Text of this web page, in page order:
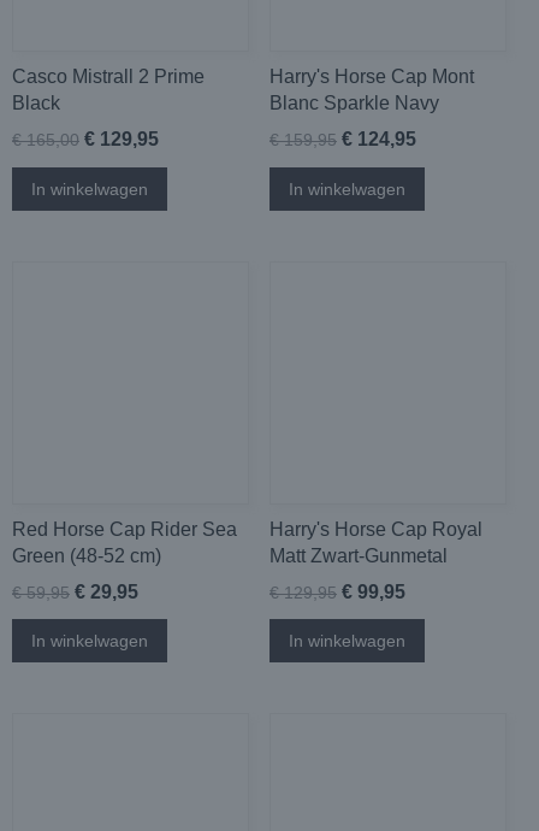
Casco Mistrall 2 Prime
Black
€ 165,00 € 129,95
In winkelwagen
Harry's Horse Cap Mont
Blanc Sparkle Navy
€ 159,95 € 124,95
In winkelwagen
Red Horse Cap Rider Sea
Green (48-52 cm)
€ 59,95 € 29,95
In winkelwagen
Harry's Horse Cap Royal
Matt Zwart-Gunmetal
€ 129,95 € 99,95
In winkelwagen